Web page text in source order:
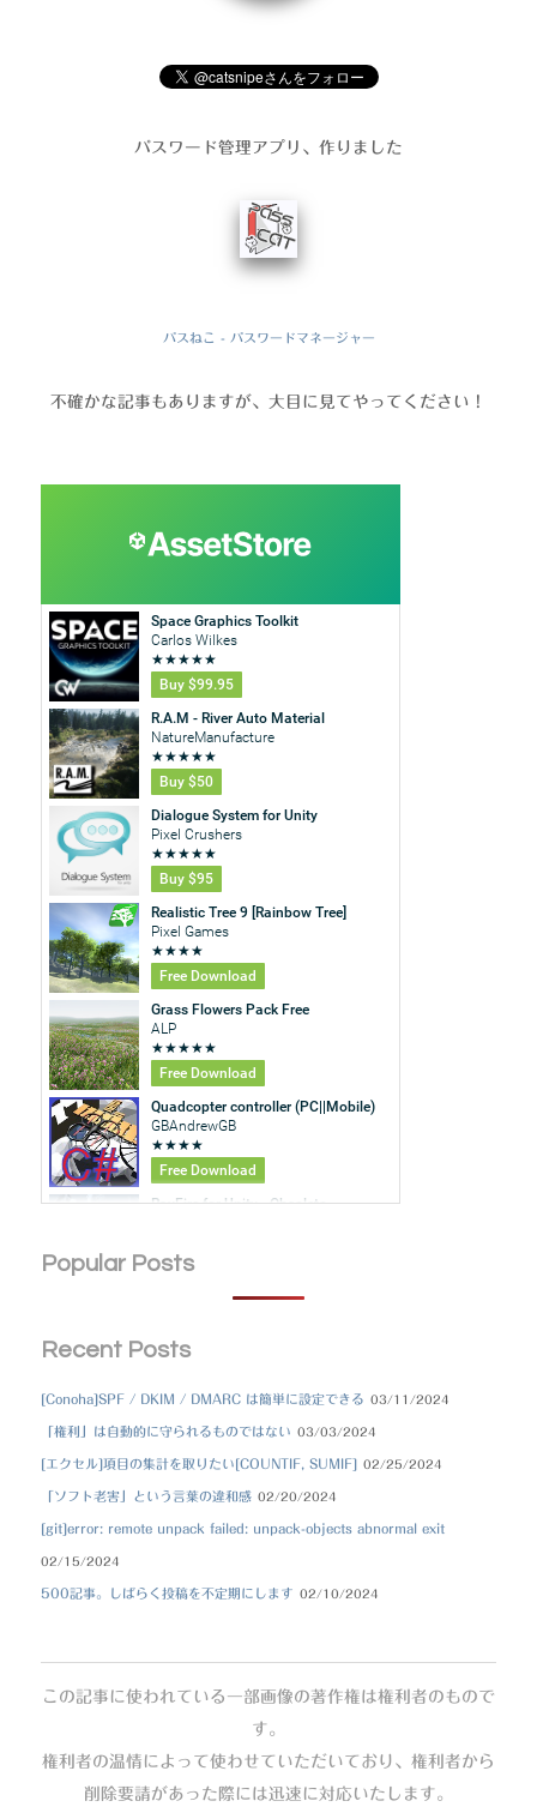
パスワード管理アプリ、作りました
パスねこ - パスワードマネージャー
不確かな記事もありますが、大目に見てやってください！
Popular Posts
Recent Posts
[Conoha]SPF / DKIM / DMARC は簡単に設定できる 03/11/2024
「権利」は自動的に守られるものではない 03/03/2024
[エクセル]項目の集計を取りたい[COUNTIF, SUMIF] 02/25/2024
「ソフト老害」という言葉の違和感 02/20/2024
[git]error: remote unpack failed: unpack-objects abnormal exit
02/15/2024
500記事。しばらく投稿を不定期にします 02/10/2024
この記事に使われている一部画像の著作権は権利者のもので
す。
権利者の温情によって使わせていただいており、権利者から
削除要請があった際には迅速に対応いたします。